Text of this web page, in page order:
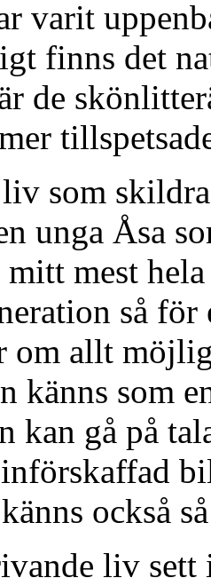
varit
finns det
de
som
unga Åsa
mitt mest
så
om allt
känns som
kan gå på
också
liv sett